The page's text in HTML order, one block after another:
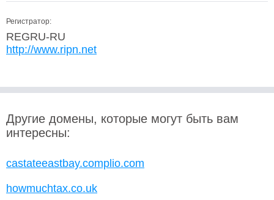
Регистратор:
REGRU-RU
http://www.ripn.net
Другие домены, которые могут быть вам
интересны:
castateeastbay.complio.com
howmuchtax.co.uk